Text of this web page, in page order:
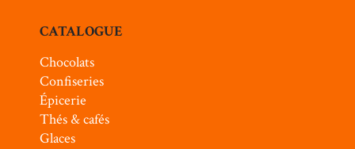
CATALOGUE
Chocolats
Confiseries
Épicerie
Thés & cafés
Glaces